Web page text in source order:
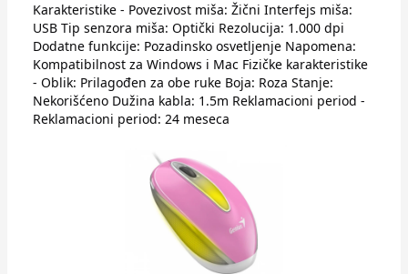
Karakteristike - Povezivost miša: Žični Interfejs miša:
USB Tip senzora miša: Optički Rezolucija: 1.000 dpi
Dodatne funkcije: Pozadinsko osvetljenje Napomena:
Kompatibilnost za Windows i Mac Fizičke karakteristike
- Oblik: Prilagođen za obe ruke Boja: Roza Stanje:
Nekorišćeno Dužina kabla: 1.5m Reklamacioni period -
Reklamacioni period: 24 meseca